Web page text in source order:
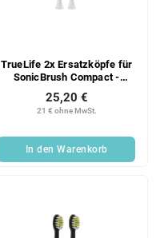
TrueLife 2x Ersatzköpfe für
SonicBrush Compact -
21 € ohne MwSt.
25,20 €
In den Warenkorb